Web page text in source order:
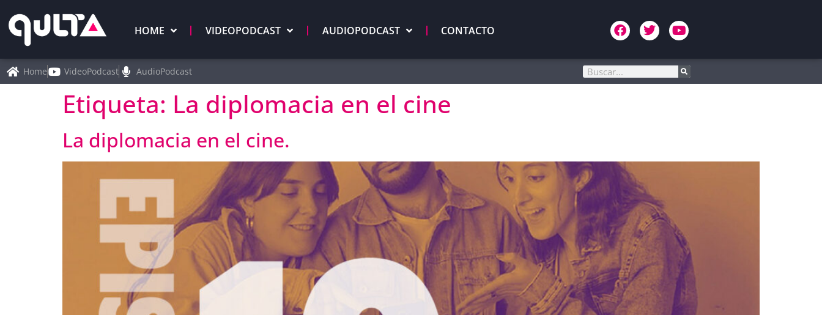
HOME VIDEOPODCAST AUDIOPODCAST CONTACTO
Home VideoPodcast AudioPodcast
Etiqueta: La diplomacia en el cine
La diplomacia en el cine.